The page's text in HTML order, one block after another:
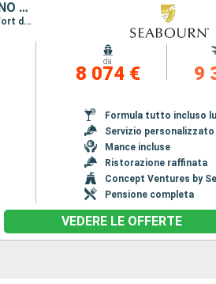
PORTORICO, ANGUILLA, GUADALUPA, MARTINICA, SANTA LUCIA, CANADA, REGNO UNITO, ANTIGUA E BARBUDA, JOST VAN DYKE, STATI UNITI
Itinerario : Miami, San Juan, Road Bay, carambola Beach, Marigot Bay, Terre de Haut - Iles des Saintes, Fort de France, Rodney Bay, Saint John's, Montserrat, Antigua, Jost Van Dyke, Miami
da
8 074 € 9
Formula tutto incluso
Servizio personalizzato
Mance incluse
Ristorazione raffinata
Concept Ventures by
Pensione completa
VEDERE LE OFFERTE